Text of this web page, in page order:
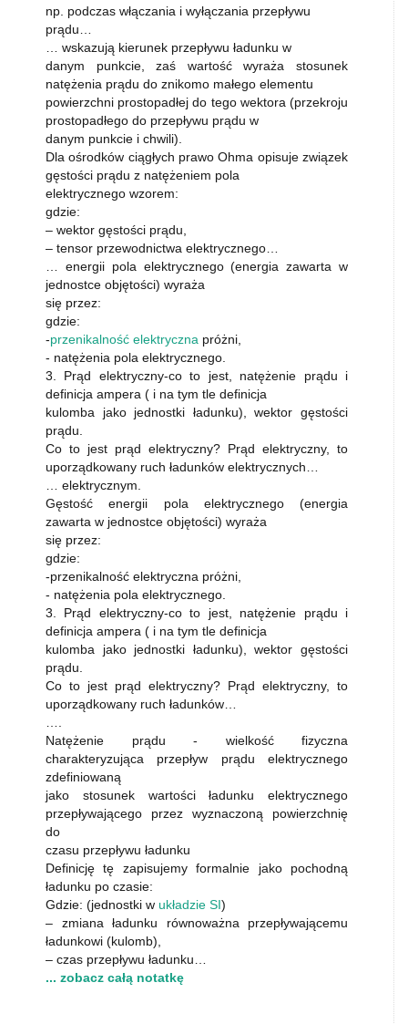
np. podczas włączania i wyłączania przepływu
prądu…
… wskazują kierunek przepływu ładunku w
danym punkcie, zaś wartość wyraża stosunek
natężenia prądu do znikomo małego elementu
powierzchni prostopadłej do tego wektora (przekroju
prostopadłego do przepływu prądu w
danym punkcie i chwili).
Dla ośrodków ciągłych prawo Ohma opisuje związek
gęstości prądu z natężeniem pola
elektrycznego wzorem:
gdzie:
– wektor gęstości prądu,
– tensor przewodnictwa elektrycznego…
… energii pola elektrycznego (energia zawarta w
jednostce objętości) wyraża
się przez:
gdzie:
-przenikalność elektryczna próżni,
- natężenia pola elektrycznego.
3. Prąd elektryczny-co to jest, natężenie prądu i
definicja ampera ( i na tym tle definicja
kulomba jako jednostki ładunku), wektor gęstości
prądu.
Co to jest prąd elektryczny? Prąd elektryczny, to
uporządkowany ruch ładunków elektrycznych…
… elektrycznym.
Gęstość energii pola elektrycznego (energia
zawarta w jednostce objętości) wyraża
się przez:
gdzie:
-przenikalność elektryczna próżni,
- natężenia pola elektrycznego.
3. Prąd elektryczny-co to jest, natężenie prądu i
definicja ampera ( i na tym tle definicja
kulomba jako jednostki ładunku), wektor gęstości
prądu.
Co to jest prąd elektryczny? Prąd elektryczny, to
uporządkowany ruch ładunków…
Natężenie prądu - wielkość fizyczna
charakteryzująca przepływ prądu elektrycznego
zdefiniowaną
jako stosunek wartości ładunku elektrycznego
przepływającego przez wyznaczoną powierzchnię
do
czasu przepływu ładunku
Definicję tę zapisujemy formalnie jako pochodną
ładunku po czasie:
Gdzie: (jednostki w układzie SI)
– zmiana ładunku równoważna przepływającemu
ładunkowi (kulomb),
– czas przepływu ładunku…
... zobacz całą notatkę